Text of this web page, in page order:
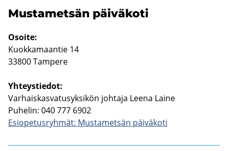
Mus­ta­met­sän päi­vä­ko­ti
Osoi­te:
Kuok­ka­maan­tie 14
33800 Tam­pe­re
Yh­teys­tie­dot:
Var­hais­kas­va­tusyk­si­kön joh­ta­ja Leena Laine
Pu­he­lin: 040 777 6902
Esio­pe­tus­ryh­mät: Mus­ta­met­sän päi­vä­ko­ti